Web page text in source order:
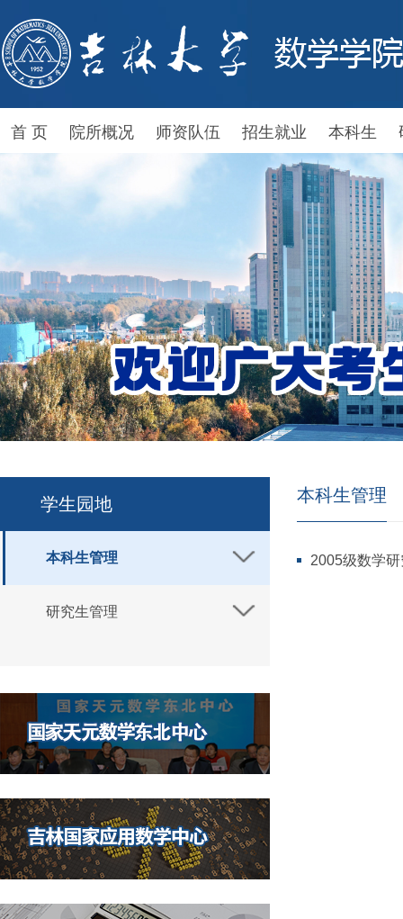
首 页 院所概况 师资队伍 招生就业 本科生
学生园地
本科生管理
研究生管理
本科生管理
2005级数学